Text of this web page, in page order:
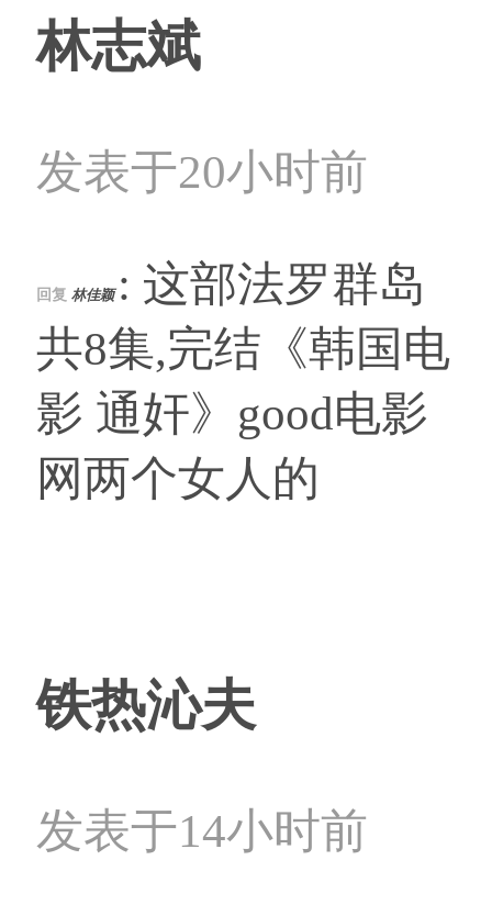
林志斌
发表于20小时前
回复 林佳颖 : 这部法罗群岛
共8集,完结《韩国电
影 通奸》good电影
网两个女人的
铁热沁夫
发表于14小时前